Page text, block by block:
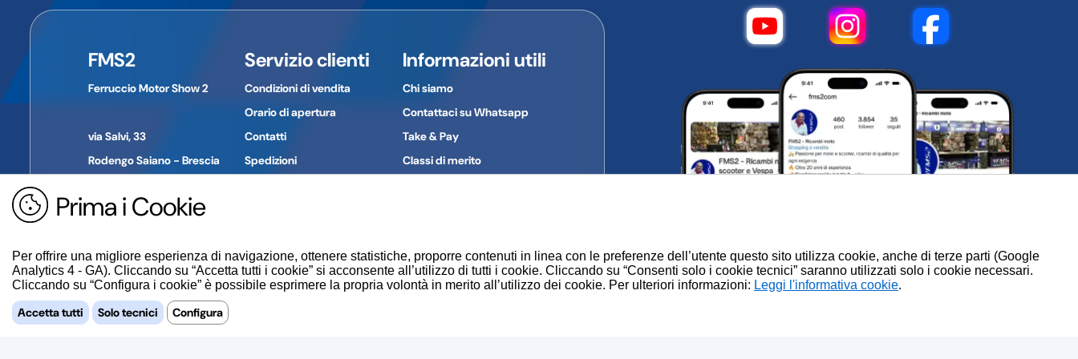
Prima i Cookie
Per offrire una migliore esperienza di navigazione, ottenere statistiche, proporre contenuti in linea con le preferenze dell’utente questo sito utilizza cookie, anche di terze parti (Google
Analytics 4 - GA). Cliccando su “Accetta tutti i cookie” si acconsente all’utilizzo di tutti i cookie. Cliccando su “Consenti solo i cookie tecnici” saranno utilizzati solo i cookie necessari.
Cliccando su “Configura i cookie” è possibile esprimere la propria volontà in merito all’utilizzo dei cookie. Per ulteriori informazioni:
.
Accetta tutti Solo tecnici Configura
Nome dell'azienda:
Provincia:
Paese:
FMS2
Ferruccio Motor Show 2
via Salvi, 33
Rodengo Saiano - Brescia
Tel. +39 030 610774
Servizio clienti
Condizioni di vendita
Orario di apertura
Contatti
Spedizioni
Informazioni utili
Chi siamo
Contattaci su Whatsapp
Take & Pay
Classi di merito